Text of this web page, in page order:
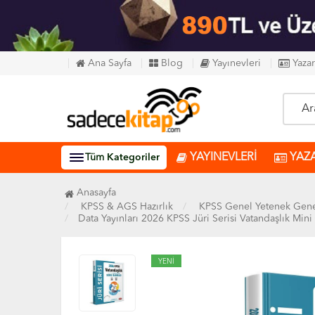
Ana Sayfa Blog Yayınevleri
Tüm Kategoriler YAYINEVLERİ
Anasayfa
KPSS & AGS Hazırlık
KPSS Genel Yetenek
Data Yayınları 2026 KPSS Jüri Serisi Vatandaşlık
YENİ